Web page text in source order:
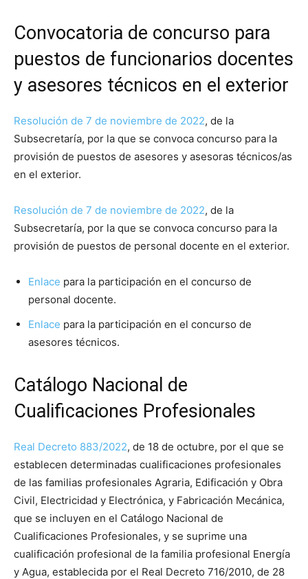
Convocatoria de concurso para
puestos de funcionarios docentes
y asesores técnicos en el exterior
Resolución de 7 de noviembre de 2022, de la
Subsecretaría, por la que se convoca concurso para la
provisión de puestos de asesores y asesoras técnicos/as
en el exterior.
Resolución de 7 de noviembre de 2022, de la
Subsecretaría, por la que se convoca concurso para la
provisión de puestos de personal docente en el exterior.
Enlace para la participación en el concurso de
personal docente.
Enlace para la participación en el concurso de
asesores técnicos.
Catálogo Nacional de
Cualificaciones Profesionales
Real Decreto 883/2022, de 18 de octubre, por el que se
establecen determinadas cualificaciones profesionales
de las familias profesionales Agraria, Edificación y Obra
Civil, Electricidad y Electrónica, y Fabricación Mecánica,
que se incluyen en el Catálogo Nacional de
Cualificaciones Profesionales, y se suprime una
cualificación profesional de la familia profesional Energía
y Agua, establecida por el Real Decreto 716/2010, de 28